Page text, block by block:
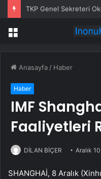
Menü
Anasayfa / Haber
Haber
IMF
Faaliyetleri
DİLAN BİÇER Aralık
SHANGHAİ, 8 Aralık